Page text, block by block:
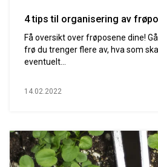
4 tips til organisering av
Få oversikt over frøposene dine!
frø du trenger flere av, hva som
eventuelt...
14.02.2022